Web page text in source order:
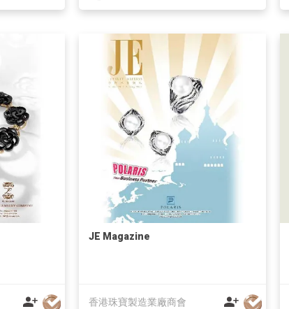
JE Magazine
香港珠寶製造業廠商會